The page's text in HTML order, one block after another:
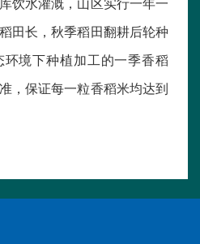
饮水灌溉，山区实行一年一
田长，秋季稻田翻耕后轮种
境下种植加工的一季香稻
，保证每一粒香稻米均达到